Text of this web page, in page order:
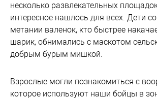
несколько развлекательных
интересное нашлось для всех. Дети
метании валенок, кто быстрее
шарик, обнимались с маскотом
добрым бурым мишкой.
Взрослые могли познакомиться с
которое используют наши бойцы в